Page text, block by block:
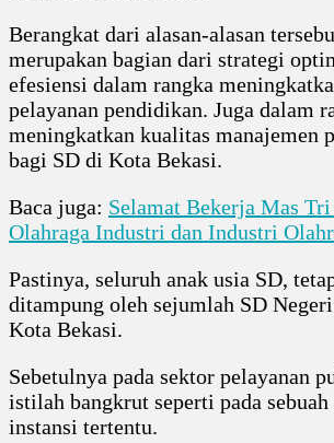
Berangkat dari alasan-alasan
merupakan bagian dari strategi
efesiensi dalam rangka
pelayanan pendidikan. Juga dalam
meningkatkan kualitas manajemen
bagi SD di Kota Bekasi.
Baca juga: Selamat Bekerja Mas
Olahraga Industri dan Industri
Pastinya, seluruh anak usia SD,
ditampung oleh sejumlah SD
Kota Bekasi.
Sebetulnya pada sektor pelayanan
istilah bangkrut seperti pada sebuah
instansi tertentu.